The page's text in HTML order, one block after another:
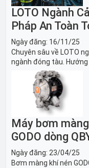
LOTO Ngành
Pháp An Toàn
Ngày đăng: 16/11/25
Chuyên sâu về LOTO
ngành đóng tàu. Hướng
thiết bị và Giải pháp
Máy bơm
GODO dòng
Ngày đăng: 23/04/25
Bơm màng khí nén